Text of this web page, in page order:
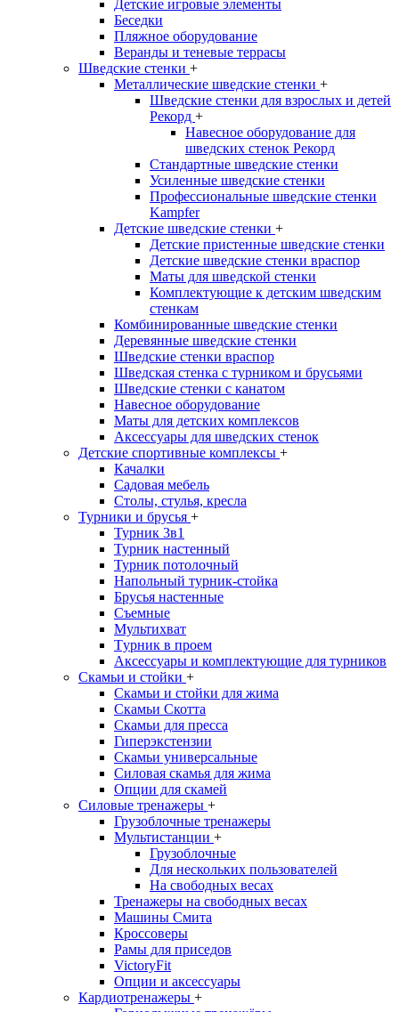
Детские игровые элементы
Беседки
Пляжное оборудование
Веранды и теневые террасы
Шведские стенки +
Металлические шведские стенки +
Шведские стенки для взрослых и детей
Рекорд +
Навесное оборудование для
шведских стенок Рекорд
Стандартные шведские стенки
Усиленные шведские стенки
Профессиональные шведские стенки
Kampfer
Детские шведские стенки +
Детские пристенные шведские стенки
Детские шведские стенки враспор
Маты для шведской стенки
Комплектующие к детским шведским
стенкам
Комбинированные шведские стенки
Деревянные шведские стенки
Шведские стенки враспор
Шведская стенка с турником и брусьями
Шведские стенки с канатом
Навесное оборудование
Маты для детских комплексов
Аксессуары для шведских стенок
Детские спортивные комплексы +
Качалки
Садовая мебель
Столы, стулья, кресла
Турники и брусья +
Турник 3в1
Турник настенный
Турник потолочный
Напольный турник-стойка
Брусья настенные
Съемные
Мультихват
Tурник в проем
Аксессуары и комплектующие для турников
Скамьи и стойки +
Скамьи и стойки для жима
Скамьи Скотта
Скамьи для пресса
Гиперэкстензии
Скамьи универсальные
Силовая скамья для жима
Опции для скамей
Силовые тренажеры +
Грузоблочные тренажеры
Мультистанции +
Грузоблочные
Для нескольких пользователей
На свободных весах
Тренажеры на свободных весах
Машины Смита
Кроссоверы
Рамы для приседов
VictoryFit
Опции и аксессуары
Кардиотренажеры +